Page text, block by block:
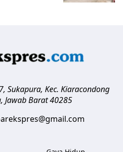
Sukapura, Kec. Kiaracondong
, Jawab Barat 40285